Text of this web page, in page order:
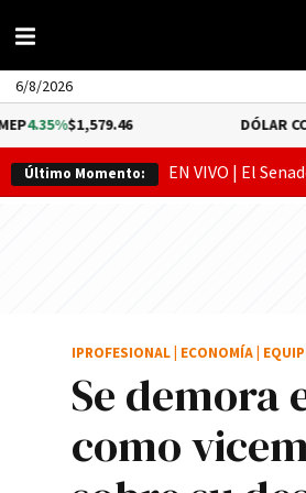
6/8/2026
1.02%
Último Momento: EN VIVO | El
Se demora
como
IPROFESIONAL ECONOMÍA